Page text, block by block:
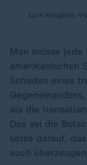
Man müsse
amerikanischen
Schaden eines
als die
Das sei die
setze darauf,
auch